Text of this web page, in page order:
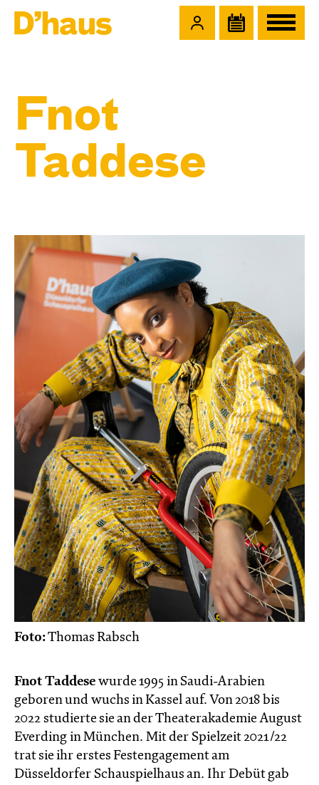
Fnot
Taddese
Foto:Thomas Rabsch
Fnot Taddese wurde 1995 in Saudi-Arabien
geboren und wuchs in Kassel auf. Von 2018 bis
2022 studierte sie an der Theaterakademie August
Everding in München. Mit der Spielzeit 2021/22
trat sie ihr erstes Festengagement am
Düsseldorfer Schauspielhaus an. Ihr Debüt gab